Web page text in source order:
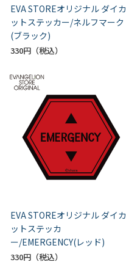
EVA STOREオリジナル ダイカ
ットステッカー/ネルフマーク
(ブラック)
330円
EVA STOREオリジナル ダイカ
ットステッカ
ー/EMERGENCY(レッド)
330円